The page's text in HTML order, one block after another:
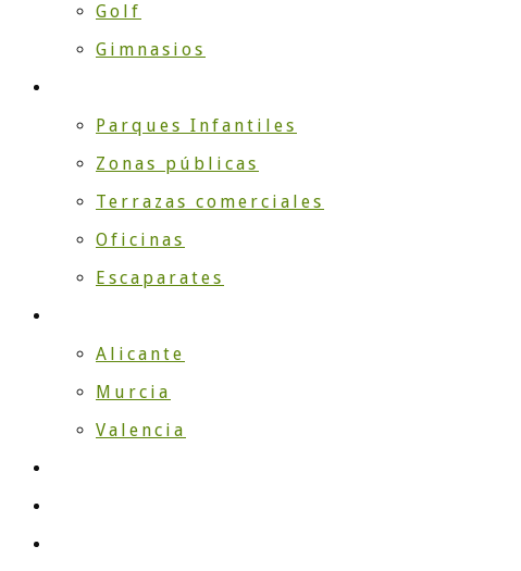
Golf
Gimnasios
Parques Infantiles
Zonas públicas
Terrazas comerciales
Oficinas
Escaparates
Alicante
Murcia
Valencia